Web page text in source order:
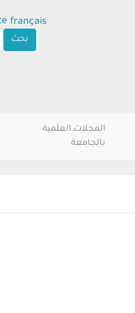
المجلات العلمية
بالجامعة
français